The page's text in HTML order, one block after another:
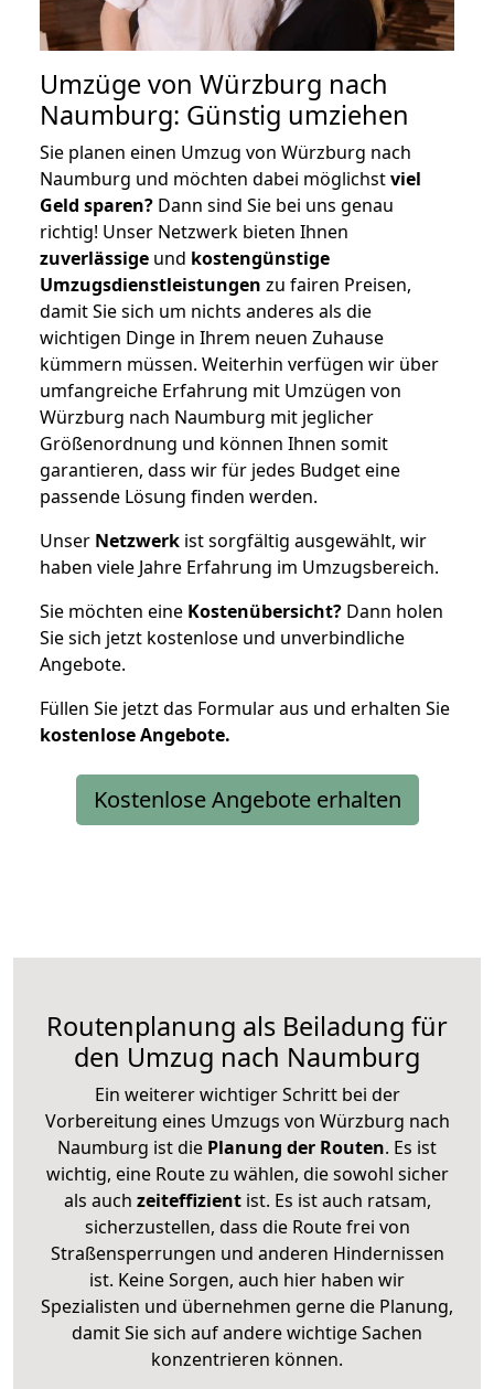
Umzüge von Würzburg nach
Naumburg: Günstig umziehen
Sie planen einen Umzug von Würzburg nach
Naumburg und möchten dabei möglichstviel
Geld sparen? Dann sind Sie bei uns genau
richtig! Unser Netzwerk bieten Ihnen
zuverlässige und kostengünstige
Umzugsdienstleistungen zu fairen Preisen,
damit Sie sich um nichts anderes als die
wichtigen Dinge in Ihrem neuen Zuhause
kümmern müssen. Weiterhin verfügen wir über
umfangreiche Erfahrung mit Umzügen von
Würzburg nach Naumburg mit jeglicher
Größenordnung und können Ihnen somit
garantieren, dass wir für jedes Budget eine
passende Lösung finden werden.
Unser Netzwerk ist sorgfältig ausgewählt, wir
haben viele Jahre Erfahrung im Umzugsbereich.
Sie möchten eine Kostenübersicht? Dann holen
Sie sich jetzt kostenlose und unverbindliche
Angebote.
Füllen Sie jetzt das Formular aus und erhalten Sie
kostenloseAngebote.
Kostenlose Angebote erhalten
Routenplanung als Beiladung für
den Umzug nach Naumburg
Ein weiterer wichtiger Schritt bei der
Vorbereitung eines Umzugs von Würzburg nach
Naumburg ist die Planung der Routen. Es ist
wichtig, eine Route zu wählen, die sowohl sicher
als auch zeiteffizientist. Es ist auch ratsam,
sicherzustellen, dass die Route frei von
Straßensperrungen und anderen Hindernissen
ist. Keine Sorgen, auch hier haben wir
Spezialisten und übernehmen gerne die Planung,
damit Sie sich auf andere wichtige Sachen
konzentrieren können.